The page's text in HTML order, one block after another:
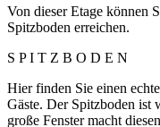
Von dieser Etage können
Spitzboden erreichen.
S P I T Z B O D E N
Hier finden Sie einen
Gäste. Der Spitzboden ist
große Fenster macht